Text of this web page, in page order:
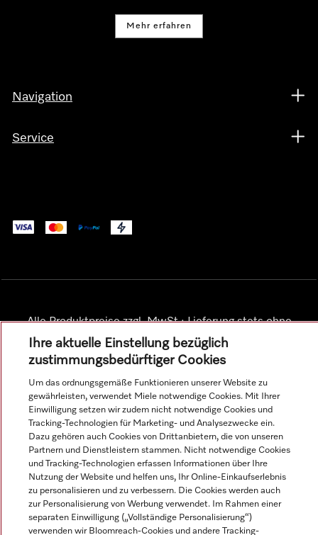
Mehr erfahren
Navigation
Service
Alle Produktpreise zzgl. MwSt.; Lieferung stets ohne
Dekorationsmaterial.
© Miele & Cie. KG.
Ihre aktuelle Einstellung bezüglich
zustimmungsbedürftiger Cookies
Um das ordnungsgemäße Funktionieren unserer Website zu
gewährleisten, verwendet Miele notwendige Cookies. Mit Ihrer
Einwilligung setzen wir zudem nicht notwendige Cookies und
Tracking-Technologien für Marketing- und Analysezwecke ein.
Dazu gehören auch Cookies von Drittanbietern, die von unseren
Partnern und Dienstleistern stammen. Nicht notwendige Cookies
und Tracking-Technologien erfassen Informationen über Ihre
Nutzung der Website und helfen uns, Ihr Online-Einkaufserlebnis
zu personalisieren und zu verbessern. Die Cookies werden auch
zur Personalisierung von Werbung verwendet. Im Rahmen einer
separaten Einwilligung („Vollständige Personalisierung“)
verwenden wir Bloomreach-Cookies und andere Tracking-